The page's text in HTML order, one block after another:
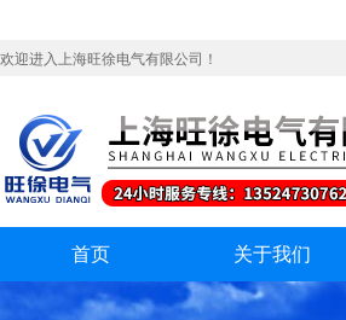
欢迎进入上海旺徐电气有限公司！
首页 关于我们